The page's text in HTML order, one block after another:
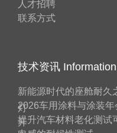
人才招聘
联系方式
技术资讯 Information
新能源时代的座舱耐久
灯
2026车用涂料与涂装
开
提升汽车材料老化测试